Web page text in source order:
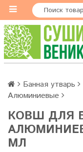
Банная утварь
Алюминиевые
КОВШ ДЛЯ
МЛ